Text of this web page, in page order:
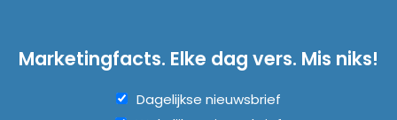
Marketingfacts. Elke dag vers. Mis niks!
Dagelijkse nieuwsbrief